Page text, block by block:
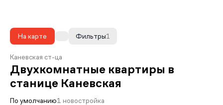
На карте 1
Фильтры
Каневская ст-ца
Двухкомнатные квартиры в
станице Каневская
По умолчанию1 новостройка